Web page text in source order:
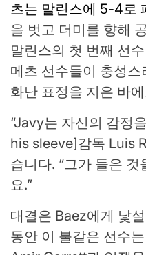
츠는 말린스에 5-4로
을 벗고 더미를 향해
말린스의 첫 번째 선
메츠 선수들이 충성
화난 표정을 지은 바
“Javy는 자신의 감정
his sleeve]감독 Luis
습니다. “그가 들은
요.”
대결은 Baez에게 낯
동안 이 불같은 선수